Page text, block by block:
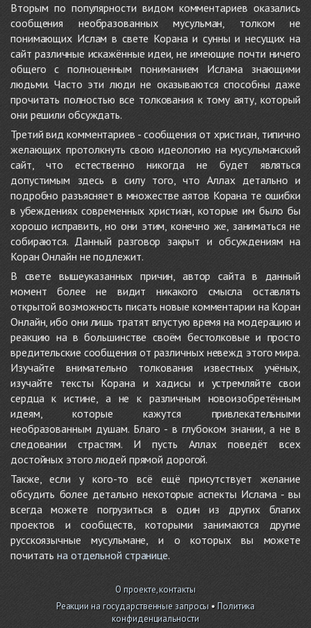
Вторым по популярности видом комментариев оказались
сообщения необразованных мусульман, толком не
понимающих Ислам в свете Корана и сунны и несущих на
сайт различные искажённые идеи, не имеющие почти ничего
общего с полноценным пониманием Ислама знающими
людьми. Часто эти люди не оказываются способны даже
прочитать полностью все толкования к тому аяту, который
они решили обсуждать.
Третий вид комментариев - сообщения от христиан, типично
желающих протолкнуть свою идеологию на мусульманский
сайт, что естественно никогда не будет являться
допустимым здесь в силу того, что Аллах детально и
подробно разъясняет в множестве аятов Корана те ошибки
в убеждениях современных христиан, которые им было бы
хорошо исправить, но они этим, конечно же, заниматься не
собираются. Данный разговор закрыт и обсуждениям на
Коран Онлайн не подлежит.
В свете вышеуказанных причин, автор сайта в данный
момент более не видит никакого смысла оставлять
открытой возможность писать новые комментарии на Коран
Онлайн, ибо они лишь тратят впустую время на модерацию и
реакцию на в большинстве своём бестолковые и просто
вредительские сообщения от различных невежд этого мира.
Изучайте внимательно толкования известных учёных,
изучайте тексты Корана и хадисы и устремляйте свои
сердца к истине, а не к различным новоизобретённым
идеям, которые кажутся привлекательными
необразованным душам. Благо - в глубоком знании, а не в
следовании страстям. И пусть Аллах поведёт всех
достойных этого людей прямой дорогой.
Также, если у кого-то всё ещё присутствует желание
обсудить более детально некоторые аспекты Ислама - вы
всегда можете погрузиться в один из других благих
проектов и сообществ, которыми занимаются другие
русскоязычные мусульмане, и о которых вы можете
почитатьна отдельной странице.
О проекте, контакты
Реакции на государственные запросы •Политика
конфиденциальности